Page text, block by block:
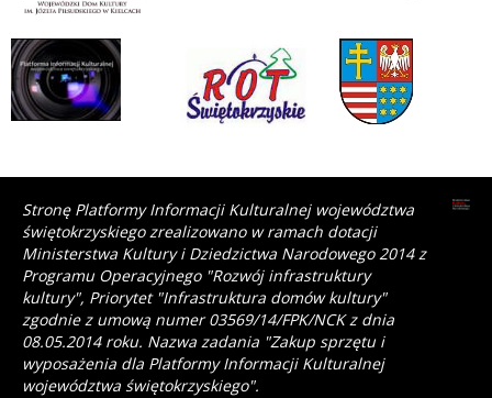
Stronę Platformy Informacji Kulturalnej województwa
świętokrzyskiego zrealizowano w ramach dotacji
Ministerstwa Kultury i Dziedzictwa Narodowego 2014 z
Programu Operacyjnego "Rozwój infrastruktury
kultury", Priorytet "Infrastruktura domów kultury"
zgodnie z umową numer 03569/14/FPK/NCK z dnia
08.05.2014 roku. Nazwa zadania "Zakup sprzętu i
wyposażenia dla Platformy Informacji Kulturalnej
województwa świętokrzyskiego".